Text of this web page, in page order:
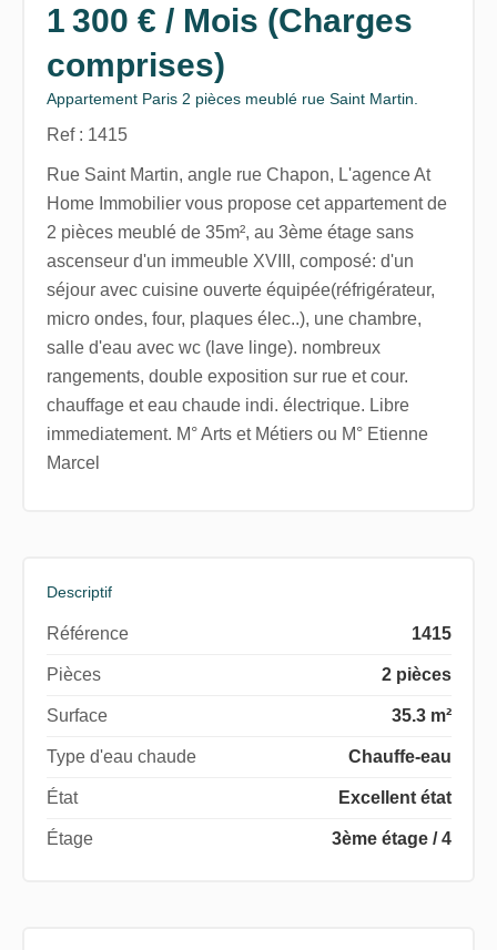
1 300 € / Mois (Charges
comprises)
Appartement Paris 2 pièces meublé rue Saint Martin.
Ref : 1415
Rue Saint Martin, angle rue Chapon, L'agence At
Home Immobilier vous propose cet appartement de
2 pièces meublé de 35m², au 3ème étage sans
ascenseur d'un immeuble XVIII, composé: d'un
séjour avec cuisine ouverte équipée(réfrigérateur,
micro ondes, four, plaques élec..), une chambre,
salle d'eau avec wc (lave linge). nombreux
rangements, double exposition sur rue et cour.
chauffage et eau chaude indi. électrique. Libre
immediatement. M° Arts et Métiers ou M° Etienne
Marcel
Descriptif
Référence 1415
Pièces 2 pièces
Surface 35.3 m²
Type d'eau chaude Chauffe-eau
État Excellent état
Étage 3ème étage / 4